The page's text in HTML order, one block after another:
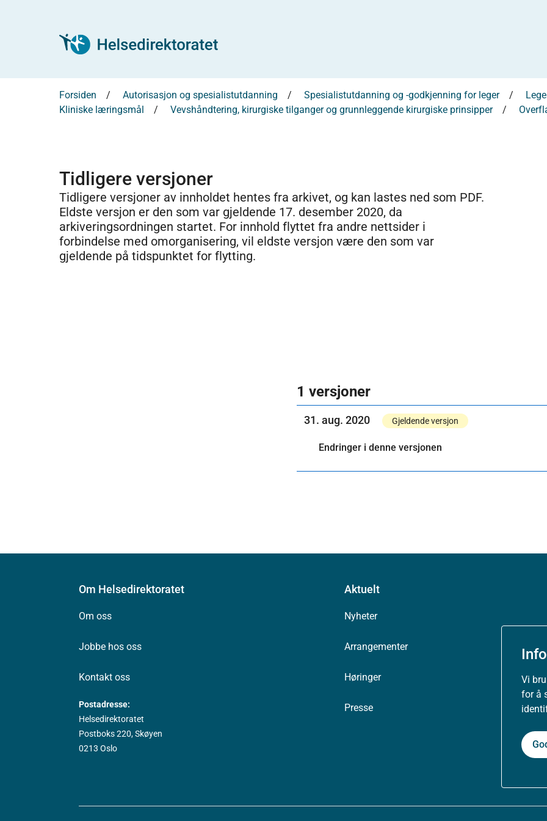
Vi
for å
Forsiden Autorisasjon og spesialistutdanning Spesialistutdanning og -godkjenning for leger
Kliniske læringsmål
Vevshåndtering, kirurgiske tilganger og grunnleggende kirurgiske prinsipper
Tidligere versjoner
Tidligere versjoner av innholdet hentes fra arkivet, og kan lastes ned som PDF.
Eldste versjon er den som var gjeldende 17. desember 2020, da
arkiveringsordningen startet. For innhold flyttet fra andre nettsider i
forbindelse med omorganisering, vil eldste versjon være den som var
gjeldende på tidspunktet for flytting.
1 versjoner
31. aug. 2020 Gjeldende versjon
Endringer i denne versjonen
Om Helsedirektoratet
Om oss
Jobbe hos oss
Kontakt oss
Postadresse:
Helsedirektoratet
Postboks 220, Skøyen
0213 Oslo
Aktuelt
Nyheter
Arrangementer
Høringer
Presse